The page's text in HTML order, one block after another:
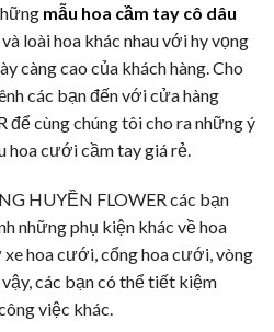
mẫu hoa cầm tay cô dâu
loài hoa khác nhau với hy vọng
càng cao của khách hàng. Cho
các bạn đến với cửa hàng
cùng chúng tôi cho ra những ý
hoa cưới cầm tay giá rẻ.
HUYỀN FLOWER các bạn
những phụ kiện khác về hoa
hoa cưới, cổng hoa cưới, vòng
các bạn có thể tiết kiệm
việc khác.